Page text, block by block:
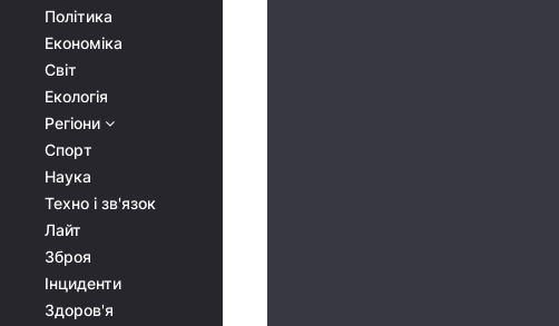
Політика
Економіка
Світ
Екологія
Регіони
Спорт
Наука
Техно і зв'язок
Лайт
Зброя
Інциденти
Здоров'я